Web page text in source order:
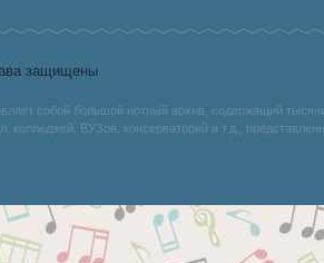
защищены
собой большой нотный архив, содержащий
колледжей, ВУЗов, консерваторий и т.д.,